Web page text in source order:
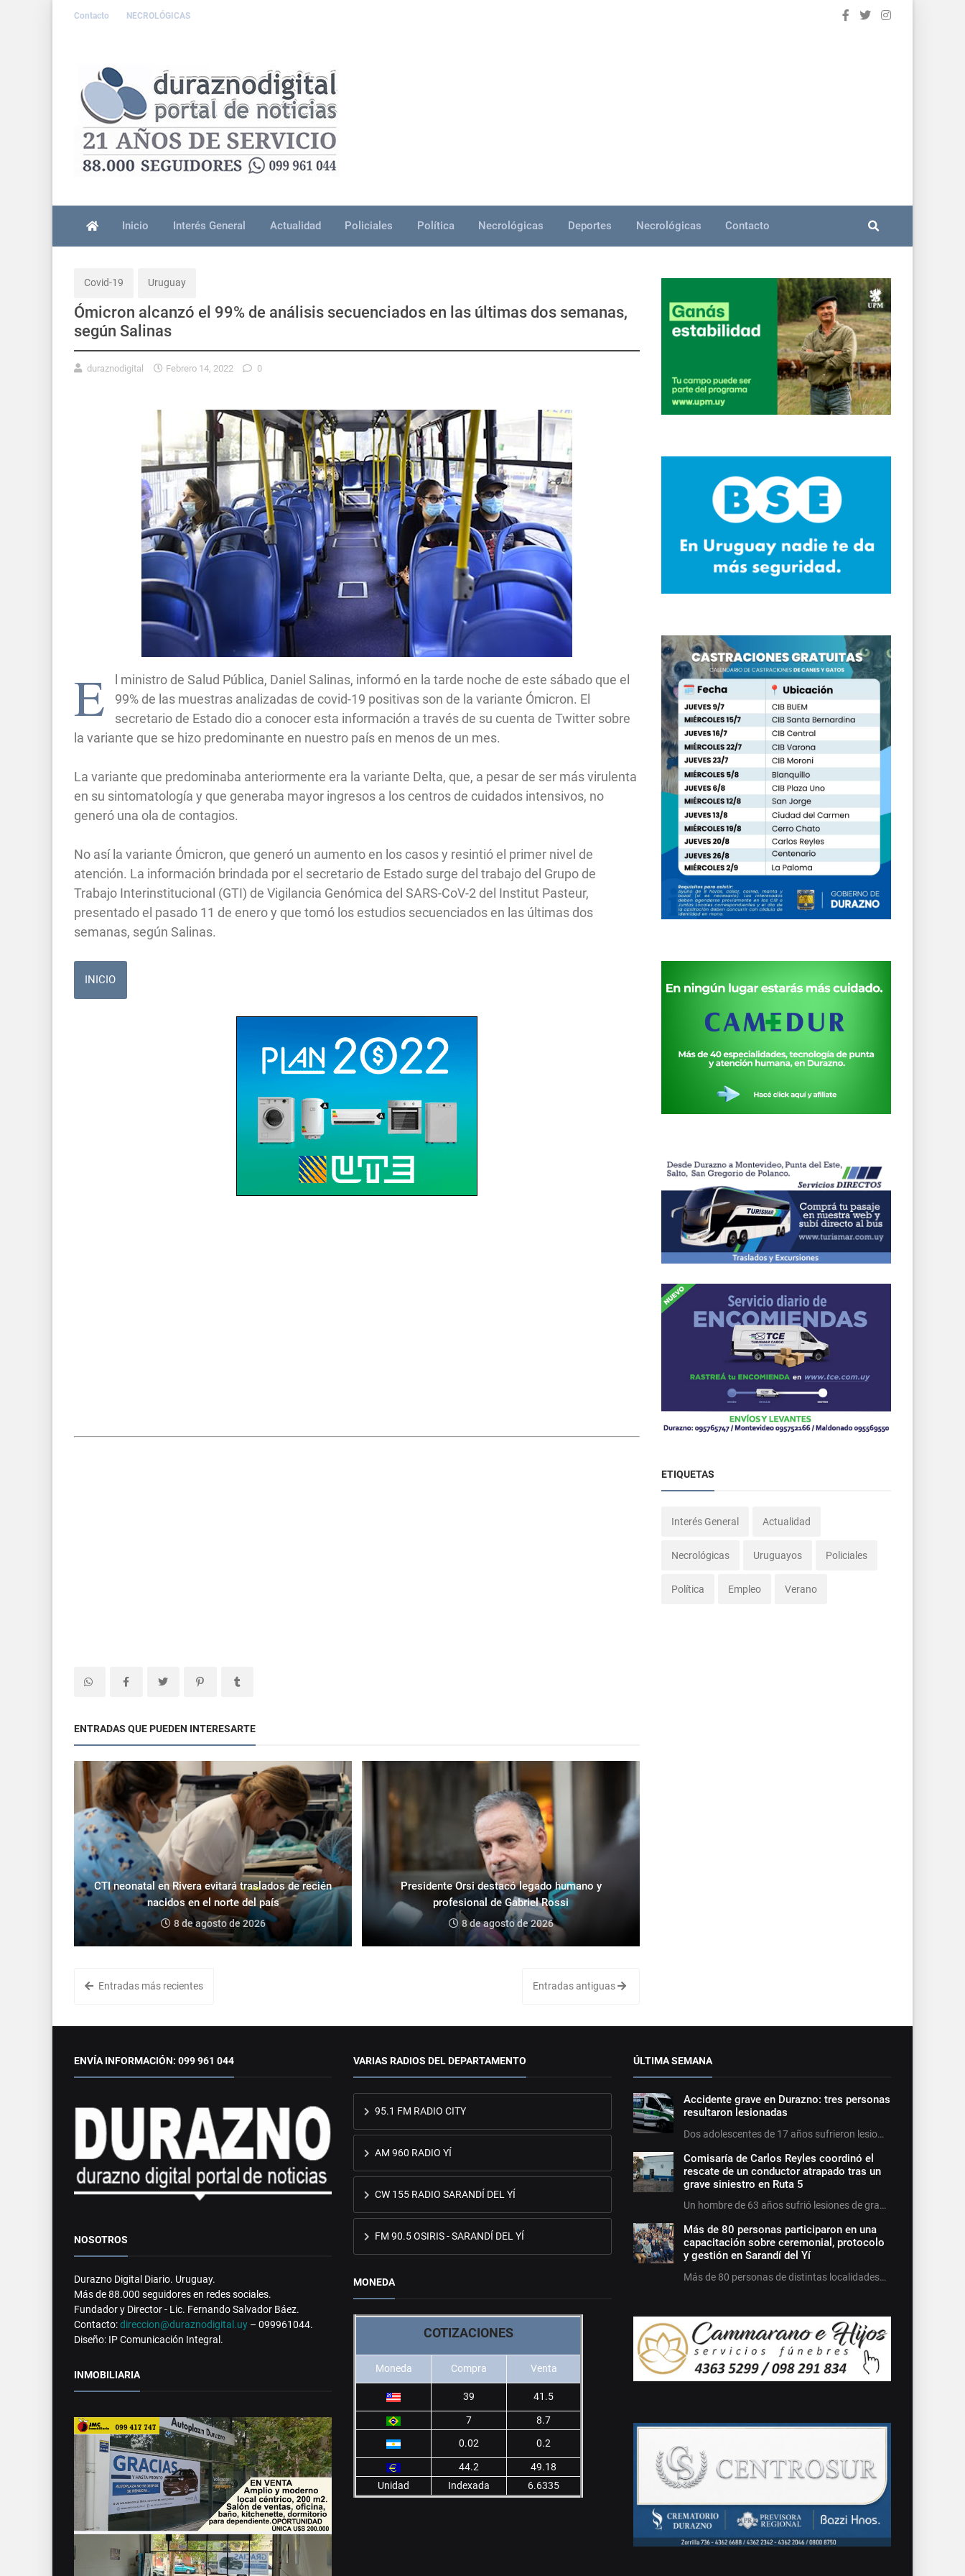
Contacto NECROLÓGICAS
Inicio Interés General Actualidad Policiales Política Necrológicas Deportes Necrológicas Contacto
Covid-19 Uruguay
Ómicron alcanzó el 99% de análisis secuenciados en las últimas dos semanas,
según Salinas
duraznodigital Febrero 14, 2022 0
E
l ministro de Salud Pública, Daniel Salinas, informó en la tarde noche de este sábado que el
99% de las muestras analizadas de covid-19 positivas son de la variante Ómicron. El
secretario de Estado dio a conocer esta información a través de su cuenta de Twitter sobre
la variante que se hizo predominante en nuestro país en menos de un mes.
La variante que predominaba anteriormente era la variante Delta, que, a pesar de ser más virulenta
en su sintomatología y que generaba mayor ingresos a los centros de cuidados intensivos, no
generó una ola de contagios.
No así la variante Ómicron, que generó un aumento en los casos y resintió el primer nivel de
atención. La información brindada por el secretario de Estado surge del trabajo del Grupo de
Trabajo Interinstitucional (GTI) de Vigilancia Genómica del SARS-CoV-2 del Institut Pasteur,
presentado el pasado 11 de enero y que tomó los estudios secuenciados en las últimas dos
semanas, según Salinas.
INICIO
ENTRADAS QUE PUEDEN INTERESARTE
CTI neonatal en Rivera evitará traslados de recién
nacidos en el norte del país
8 de agosto de 2026
Presidente Orsi destacó legado humano y
profesional de Gabriel Rossi
8 de agosto de 2026
Entradas más recientes Entradas antiguas
ETIQUETAS
Interés General Actualidad
Necrológicas Uruguayos Policiales
Política Empleo Verano
ENVÍA INFORMACIÓN: 099 961 044
NOSOTROS
Durazno Digital Diario. Uruguay.
Más de 88.000 seguidores en redes sociales.
Fundador y Director - Lic. Fernando Salvador Báez.
Contacto:direccion@duraznodigital.uy – 099961044.
Diseño: IP Comunicación Integral.
INMOBILIARIA
VARIAS RADIOS DEL DEPARTAMENTO
95.1 FM RADIO CITY
AM 960 RADIO YÍ
CW 155 RADIO SARANDÍ DEL YÍ
FM 90.5 OSIRIS - SARANDÍ DEL YÍ
MONEDA
COTIZACIONES
Moneda Compra Venta
39 41.5
7
8.7
0.02
0.2
44.2
49.18
Unidad
Indexada 6.6335
ÚLTIMA SEMANA
Accidente grave en Durazno: tres personas
resultaron lesionadas
Dos adolescentes de 17 años sufrieron lesio…
Comisaría de Carlos Reyles coordinó el
rescate de un conductor atrapado tras un
grave siniestro en Ruta 5
Un hombre de 63 años sufrió lesiones de gra…
Más de 80 personas participaron en una
capacitación sobre ceremonial, protocolo
y gestión en Sarandí del Yí
Más de 80 personas de distintas localidades…